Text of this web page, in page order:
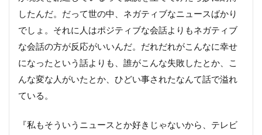
したんだ。だって世の中、ネガティブなニュースばかり
でしょ。それに人はポジティブな会話よりもネガティブ
な会話の方が反応がいいんだ。だれだれがこんなに幸せ
になったという話よりも、誰がこんな失敗したとか、こ
んな変な人がいたとか、ひどい事されたなんて話で溢れ
ている。
『私もそういうニュースとか好きじゃないから、テレビ